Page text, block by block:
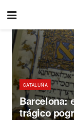
CATALUÑA
Barcelona:
trágico